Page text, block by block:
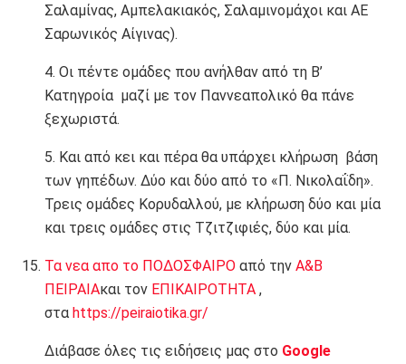
Σαλαμίνας, Αμπελακιακός, Σαλαμινομάχοι και ΑΕ
Σαρωνικός Αίγινας).
4. Οι πέντε ομάδες που ανήλθαν από τη Β’
Κατηγροία μαζί με τον Παννεαπολικό θα πάνε
ξεχωριστά.
5. Και από κει και πέρα θα υπάρχει κλήρωση βάση
των γηπέδων. Δύο και δύο από το «Π. Νικολαΐδη».
Τρεις ομάδες Κορυδαλλού, με κλήρωση δύο και μία
και τρεις ομάδες στις Τζιτζιφιές, δύο και μία.
Τα νεα απο το ΠΟΔΟΣΦΑΙΡΟ από τηνΑ&Β
ΠΕΙΡΑΙΑκαι τον ΕΠΙΚΑΙΡΟΤΗΤΑ ,
σταhttps://peiraiotika.gr/
Διάβασε όλες τις ειδήσεις μας στο Google